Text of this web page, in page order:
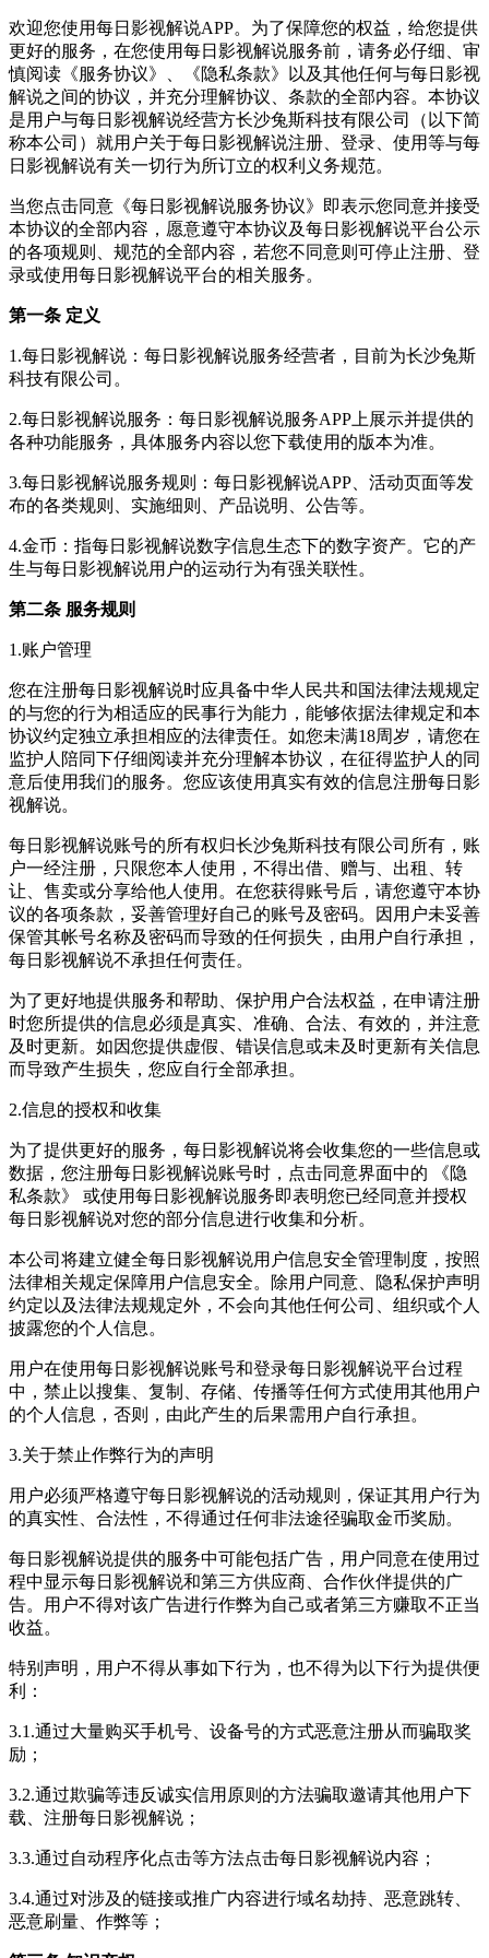
欢迎您使用每日影视解说APP。为了保障您的权益，给您提供
更好的服务，在您使用每日影视解说服务前，请务必仔细、审
慎阅读《服务协议》、《隐私条款》以及其他任何与每日影视
解说之间的协议，并充分理解协议、条款的全部内容。本协议
是用户与每日影视解说经营方长沙兔斯科技有限公司
（以下简
称本公司）就用户关于每日影视解说注册、登录、使用等与每
日影视解说有关一切行为所订立的权利义务规范。
当您点击同意《每日影视解说服务协议》即表示您同意并接受
本协议的全部内容，愿意遵守本协议及每日影视解说平台公示
的各项规则、规范的全部内容，若您不同意则可停止注册、登
录或使用每日影视解说平台的相关服务。
第一条 定义
1.每日影视解说 ： 每日影视解说服务经营者，目前为长沙兔斯
科技有限公司 。
2.每日影视解说服务： 每日影视解说服务APP上展示并提供的
各种功能服务，具体服务内容以您下载使用的版本为准。
3.每日影视解说服务规则： 每日影视解说APP、活动页面等发
布的各类规则、实施细则、产品说明、公告等。
4.金币：指每日影视解说数字信息生态下的数字资产。它的产
生与每日影视解说用户的运动行为有强关联性。
第二条 服务规则
1.账户管理
您在注册每日影视解说时应具备中华人民共和国法律法规规定
的与您的行为相适应的民事行为能力，能够依据法律规定和本
协议约定独立承担相应的法律责任。如您未满18周岁，请您在
监护人陪同下仔细阅读并充分理解本协议，在征得监护人的同
意后使用我们的服务。您应该使用真实有效的信息注册每日影
视解说。
每日影视解说账号的所有权归长沙兔斯科技有限公司 所有，账
户一经注册，只限您本人使用，不得出借、赠与、出租、转
让、售卖或分享给他人使用。在您获得账号后，请您遵守本协
议的各项条款，妥善管理好自己的账号及密码。因用户未妥善
保管其帐号名称及密码而导致的任何损失，由用户自行承担，
每日影视解说不承担任何责任。
为了更好地提供服务和帮助、保护用户合法权益，在申请注册
时您所提供的信息必须是真实、准确、合法、有效的，并注意
及时更新。如因您提供虚假、错误信息或未及时更新有关信息
而导致产生损失，您应自行全部承担。
2.信息的授权和收集
为了提供更好的服务， 每日影视解说将会收集您的一些信息或
数据，您注册每日影视解说账号时，点击同意界面中的 《隐
私条款》 或使用每日影视解说服务即表明您已经同意并授权
每日影视解说对您的部分信息进行收集和分析。
本公司将建立健全每日影视解说用户信息安全管理制度，按照
法律相关规定保障用户信息安全。除用户同意、隐私保护声明
约定以及法律法规规定外，不会向其他任何公司、组织或个人
披露您的个人信息。
用户在使用每日影视解说账号和登录每日影视解说平台过程
中，禁止以搜集、复制、存储、传播等任何方式使用其他用户
的个人信息，否则，由此产生的后果需用户自行承担。
3.关于禁止作弊行为的声明
用户必须严格遵守每日影视解说的活动规则，保证其用户行为
的真实性、合法性，不得通过任何非法途径骗取金币奖励。
每日影视解说提供的服务中可能包括广告，用户同意在使用过
程中显示每日影视解说和第三方供应商、合作伙伴提供的广
告。用户不得对该广告进行作弊为自己或者第三方赚取不正当
收益。
特别声明，用户不得从事如下行为，也不得为以下行为提供便
利：
3.1.通过大量购买手机号、设备号的方式恶意注册从而骗取奖
励；
3.2.通过欺骗等违反诚实信用原则的方法骗取邀请其他用户下
载、注册每日影视解说 ；
3.3.通过自动程序化点击等方法点击每日影视解说内容；
3.4.通过对涉及的链接或推广内容进行域名劫持、恶意跳转、
恶意刷量、作弊等；